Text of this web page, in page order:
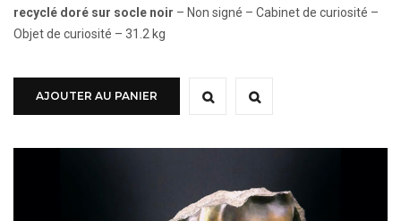
recyclé doré sur socle noir – Non signé – Cabinet de curiosité –
Objet de curiosité – 31.2 kg
AJOUTER AU PANIER